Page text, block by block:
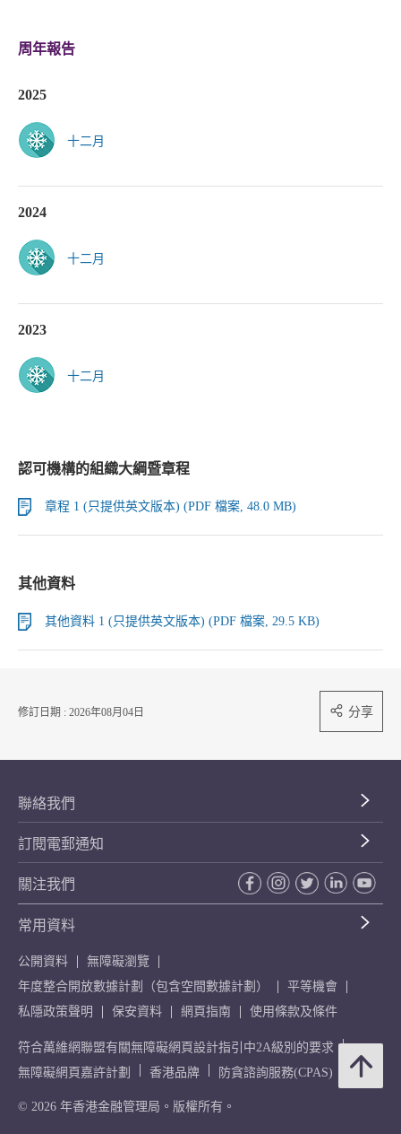
周年報告
2025
十二月
2024
十二月
2023
十二月
認可機構的組織大綱暨章程
章程 1 (只提供英文版本) (PDF 檔案, 48.0 MB)
其他資料
其他資料 1 (只提供英文版本) (PDF 檔案, 29.5 KB)
修訂日期 : 2026年08月04日 分享
聯絡我們
訂閱電郵通知
關注我們
常用資料
公開資料
無障礙瀏覽
年度整合開放數據計劃（包含空間數據計劃）
平等機會
私隱政策聲明
保安資料 網頁指南 使用條款及條件
符合萬維網聯盟有關無障礙網頁設計指引中2A級別的要求
無障礙網頁嘉許計劃
香港品牌 防貪諮詢服務(CPAS)
© 2026 年香港金融管理局。版權所有。